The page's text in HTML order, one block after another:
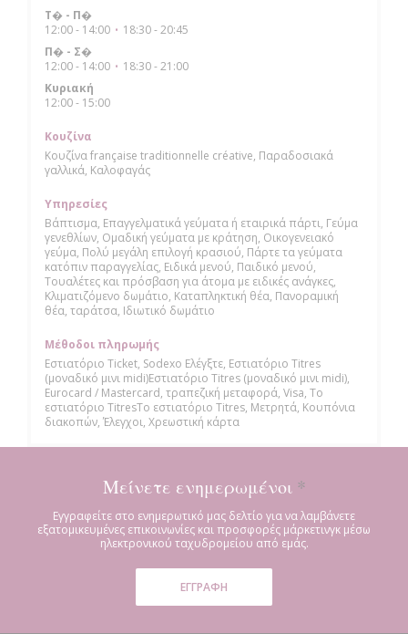
Τ� - Π�
12:00 - 14:00 • 18:30 - 20:45
Π� - Σ�
12:00 - 14:00 • 18:30 - 21:00
Κυριακή
12:00 - 15:00
Κουζίνα
Κουζίνα française traditionnelle créative, Παραδοσιακά
γαλλικά, Καλοφαγάς
Υπηρεσίες
Βάπτισμα, Επαγγελματικά γεύματα ή εταιρικά πάρτι, Γεύμα
γενεθλίων, Ομαδική γεύματα με κράτηση, Οικογενειακό
γεύμα, Πολύ μεγάλη επιλογή κρασιού, Πάρτε τα γεύματα
κατόπιν παραγγελίας, Ειδικά μενού, Παιδικό μενού,
Τουαλέτες και πρόσβαση για άτομα με ειδικές ανάγκες,
Κλιματιζόμενο δωμάτιο, Καταπληκτική θέα, Πανοραμική
θέα, ταράτσα, Ιδιωτικό δωμάτιο
Μέθοδοι πληρωμής
Εστιατόριο Ticket, Sodexo Ελέγξτε, Εστιατόριο Titres
(μοναδικό μινι midi)Εστιατόριο Titres (μοναδικό μινι midi),
Eurocard / Mastercard, τραπεζική μεταφορά, Visa, Το
εστιατόριο TitresΤο εστιατόριο Titres, Μετρητά, Κουπόνια
διακοπών, Έλεγχοι, Χρεωστική κάρτα
Μείνετε ενημερωμένοι *
Εγγραφείτε στο ενημερωτικό μας δελτίο για να λαμβάνετε
εξατομικευμένες επικοινωνίες και προσφορές μάρκετινγκ μέσω
ηλεκτρονικού ταχυδρομείου από εμάς.
ΕΓΓΡΑΦΉ